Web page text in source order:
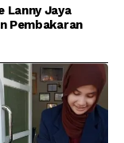
Lanny Jaya
Pembakaran